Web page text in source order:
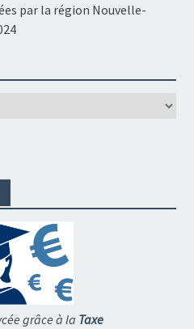
par la région Nouvelle-
grâce à la Taxe